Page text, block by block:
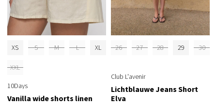
XS S M L XL
XXL
10Days
Vanilla wide shorts linen
26 27 28 29 30
Club L'avenir
Lichtblauwe Jeans Short
Elva